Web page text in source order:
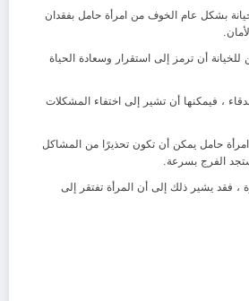
بشكل عام الخوف من امرأة حامل بفقدان
أن ترمز إلى استقرار وسعادة الحياة
، فيمكنها أن تشير إلى اختفاء المشكلات
حامل يمكن أن تكون تحذيرًا من المشاكل
الفرج بسرعة.
، فقد يشير ذلك إلى أن المرأة تفتقر إلى